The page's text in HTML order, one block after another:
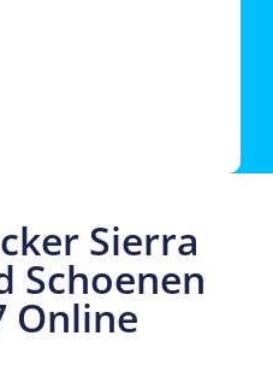
Sierra
Schoenen
Online